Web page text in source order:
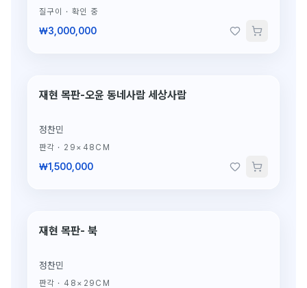
질구이 · 확인 중
₩3,000,000
단 1점뿐인 도자
재현 목판-오윤 동네사람 세상사람
정찬민
판각 · 29×48CM
₩1,500,000
단 1점뿐인 도자
재현 목판- 북
정찬민
판각 · 48×29CM